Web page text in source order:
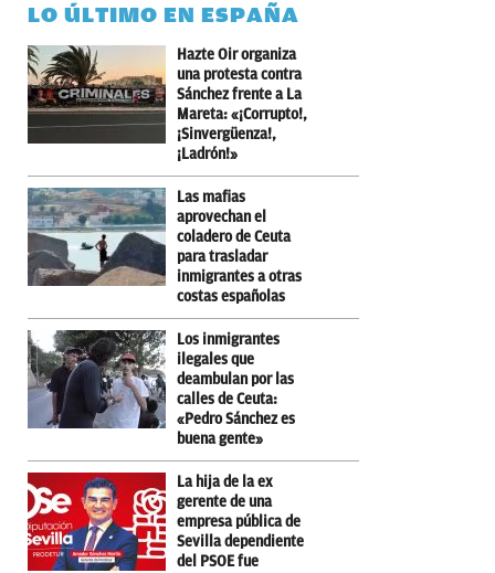
LO ÚLTIMO EN ESPAÑA
Hazte Oir organiza
una protesta contra
Sánchez frente a La
Mareta: «¡Corrupto!,
¡Sinvergüenza!,
¡Ladrón!»
Las mafias
aprovechan el
coladero de Ceuta
para trasladar
inmigrantes a otras
costas españolas
Los inmigrantes
ilegales que
deambulan por las
calles de Ceuta:
«Pedro Sánchez es
buena gente»
La hija de la ex
gerente de una
empresa pública de
Sevilla dependiente
del PSOE fue